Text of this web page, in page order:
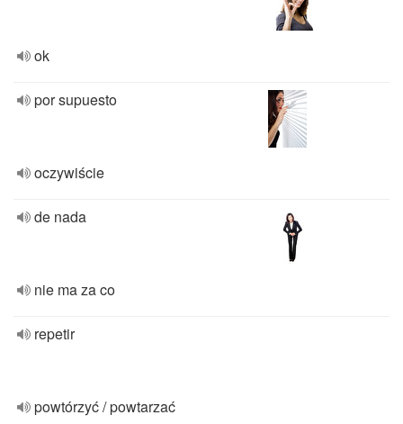
ok
por supuesto
oczywiście
de nada
nie ma za co
repetir
powtórzyć / powtarzać